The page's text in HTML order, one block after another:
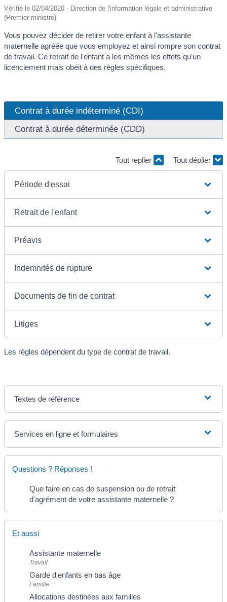
Vérifié le 02/04/2020 - Direction de l'information légale et administrative
(Premier ministre)
Vous pouvez décider de retirer votre enfant à l'assistante
maternelle agréée que vous employez et ainsi rompre son contrat
de travail. Ce retrait de l'enfant a les mêmes les effets qu'un
licenciement mais obéit à des règles spécifiques.
Contrat à durée indéterminé (CDI)
Contrat à durée déterminée (CDD)
Tout replier Tout déplier
Période d'essai
Retrait de l'enfant
Préavis
Indemnités de rupture
Documents de fin de contrat
Litiges
Les règles dépendent du type de contrat de travail.
Textes de référence
Services en ligne et formulaires
Questions ? Réponses !
Que faire en cas de suspension ou de retrait
d'agrément de votre assistante maternelle ?
Et aussi
Assistante maternelle
Travail
Garde d'enfants en bas âge
Famille
Allocations destinées aux familles